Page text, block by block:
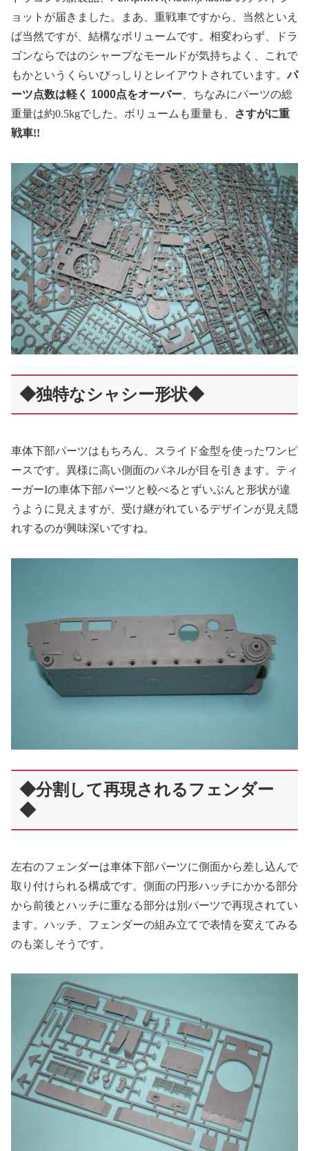
ョットが届きました。まあ、重戦車ですから、当然といえ
ば当然ですが、結構なボリュームです。相変わらず、ドラ
ゴンならではのシャープなモールドが気持ちよく、これで
もかというくらいびっしりとレイアウトされています。パ
ーツ点数は軽く 1000点をオーバー、ちなみにパーツの総
重量は約0.5kgでした。ボリュームも重量も、
さすがに重
戦車!!
◆独特なシャシー形状◆
車体下部パーツはもちろん、スライド金型を使ったワンピ
ースです。異様に高い側面のパネルが目を引きます。ティ
ーガーIの車体下部パーツと較べるとずいぶんと形状が違
うように見えますが、受け継がれているデザインが見え隠
れするのが興味深いですね。
◆分割して再現されるフェンダー
◆
左右のフェンダーは車体下部パーツに側面から差し込んで
取り付けられる構成です。側面の円形ハッチにかかる部分
から前後とハッチに重なる部分は別パーツで再現されてい
ます。ハッチ、フェンダーの組み立てで表情を変えてみる
のも楽しそうです。